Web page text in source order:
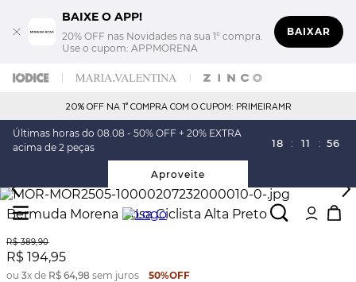
BAIXE O APP!
20% OFF nas Novidades na sua 1° compra.
Use o cupom: APPMORENA
BAIXAR
20% OFF NA 1° COMPRA COM O CUPOM: PRIMEIRAMR
Últimas horas do 08.08 - 50% OFF + 20% EXTRA
acima de 2 peças
18 : 11 : 55
Aproveite
Bermuda Morena Rosa Ciclista Alta Preto
R$ 389,90
R$ 194,95
ou 3x de R$ 64,98 sem juros 50%OFF